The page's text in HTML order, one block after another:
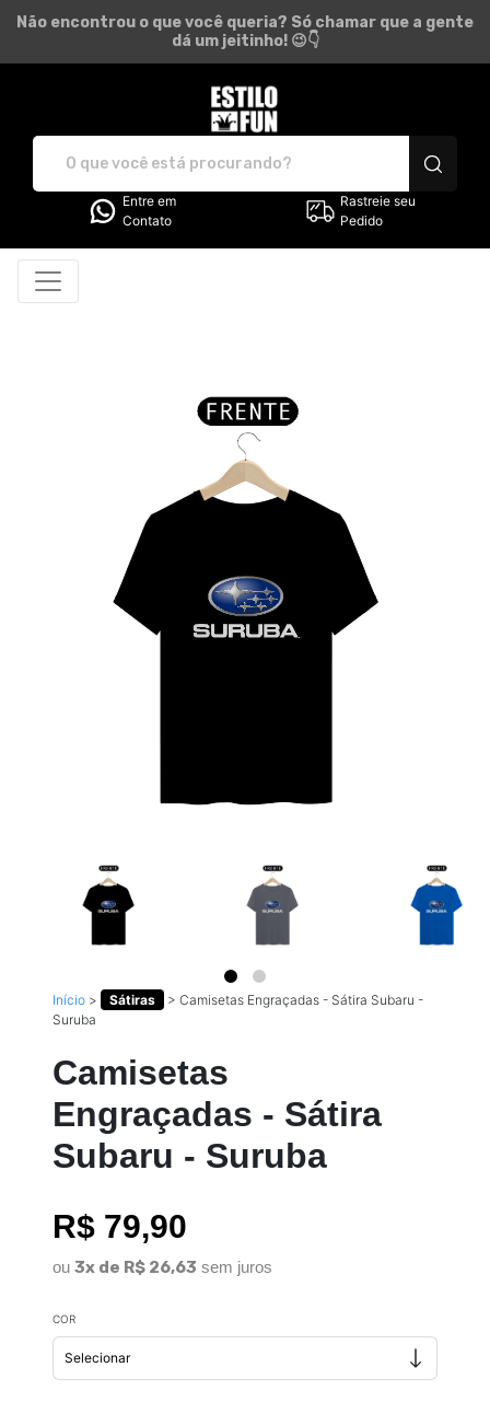
Não encontrou o que você queria? Só chamar que a gente
dá um jeitinho! 😉👇
Entre em
Contato
Rastreie seu
Pedido
Início > Sátiras > Camisetas Engraçadas - Sátira Subaru -
Suruba
Camisetas
Engraçadas - Sátira
Subaru - Suruba
R$ 79,90
ou 3x de R$ 26,63 sem juros
COR